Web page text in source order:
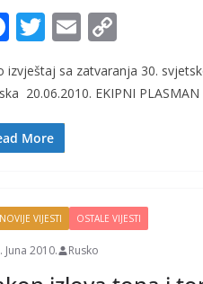
F
ac
e
b
o
k
T
itt
er
E
ai p
k
izvještaj sa zatvaranja 30.
20.06.2010. EKIPNI PLASMAN
More
VIJESTI OSTALE VIJESTI
Juna 2010. Rusko